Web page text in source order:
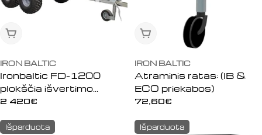
Išparduota
IRON BALTIC
Ironbaltic FD-1200
plokščia išvertimo
priekaba
Įprasta
2 420€
Išparduota
IRON BALTIC
Atraminis ratas: (IB &
ECO priekabos)
Įprasta
72,60€
Išparduota Išparduota